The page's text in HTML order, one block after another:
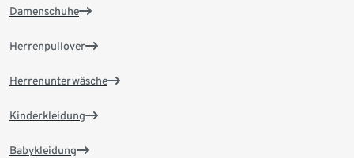
Damenschuhe
Herrenpullover
Herrenunterwäsche
Kinderkleidung
Babykleidung